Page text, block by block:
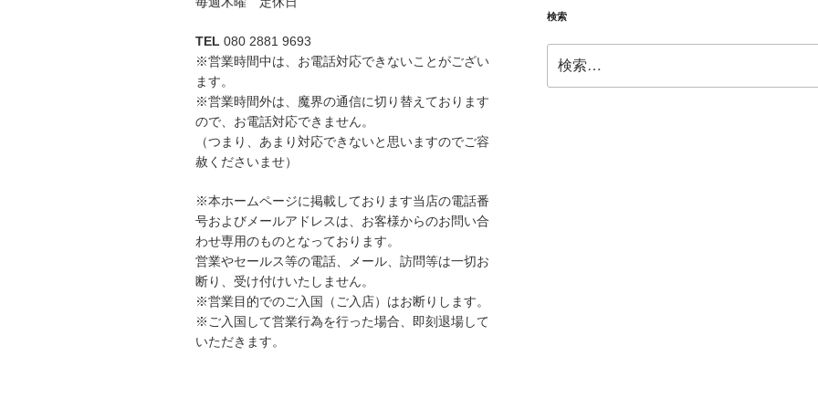
TEL 080 2881 9693
※営業時間中は、お電話対応できないことがござい
ます。
※営業時間外は、魔界の通信に切り替えております
ので、お電話対応できません。
（つまり、あまり対応できないと思いますのでご容
赦くださいませ）
※本ホームページに掲載しております当店の電話番
号およびメールアドレスは、お客様からのお問い合
わせ専用のものとなっております。
営業やセールス等の電話、メール、訪問等は一切お
断り、受け付けいたしません。
※営業目的でのご入国（ご入店）はお断りします。
※ご入国して営業行為を行った場合、即刻退場して
いただきます。
検索
索: